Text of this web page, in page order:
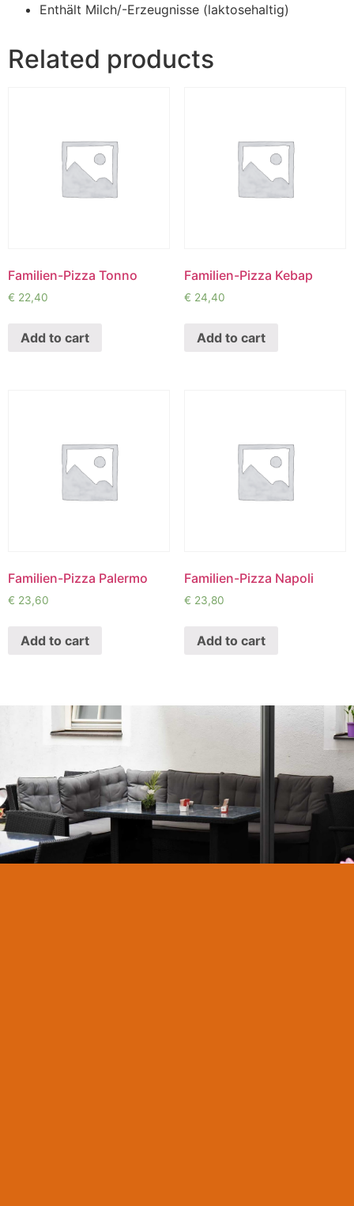
Enthält Milch/-Erzeugnisse (laktosehaltig)
Related products
Familien-Pizza Tonno
€ 22,40
Add to cart
Familien-Pizza Kebap
€ 24,40
Add to cart
Familien-Pizza Palermo
€ 23,60
Add to cart
Familien-Pizza Napoli
€ 23,80
Add to cart